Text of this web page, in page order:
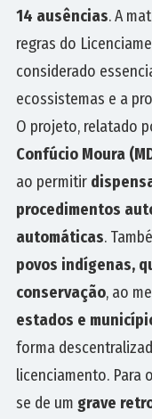
14 ausências. A
regras do
considerado
ecossistemas e a
O projeto, relatado
Confúcio Moura
ao permitir
procedimentos
automáticas.
povos indígenas,
conservação, ao
estados e
forma
licenciamento. Para
se de um grave